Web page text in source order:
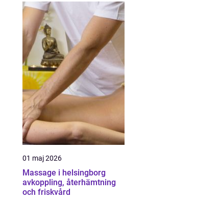
01 maj 2026
Massage i helsingborg
avkoppling, återhämtning
och friskvård